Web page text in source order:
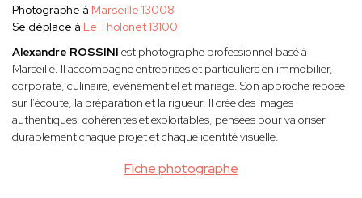
Fiche photographe
Photographe à Marseille 13008
Se déplace à Le Tholonet 13100
Alexandre ROSSINI est photographe professionnel basé à
Marseille. Il accompagne entreprises et particuliers en immobilier,
corporate, culinaire, événementiel et mariage. Son approche repose
sur l’écoute, la préparation et la rigueur. Il crée des images
authentiques, cohérentes et exploitables, pensées pour valoriser
durablement chaque projet et chaque identité visuelle.